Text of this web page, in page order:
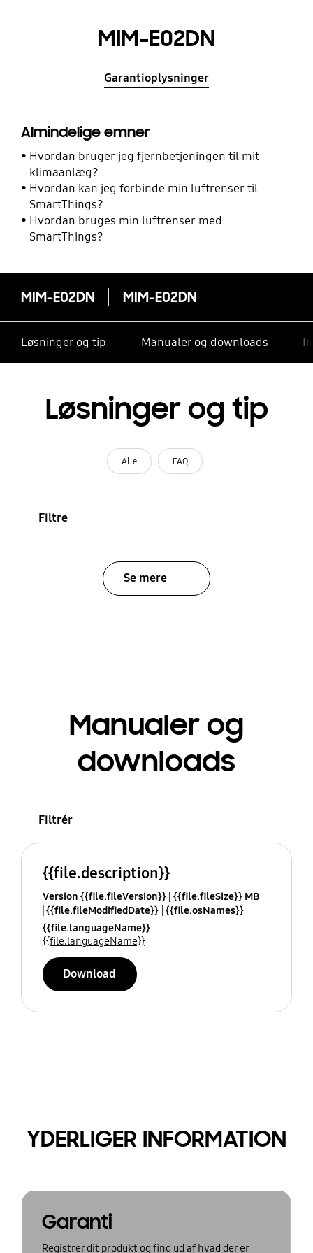
MIM-E02DN
Garantioplysninger
Almindelige emner
Hvordan bruger jeg fjernbetjeningen til mit
klimaanlæg?
Hvordan kan jeg forbinde min luftrenser til
SmartThings?
Hvordan bruges min luftrenser med
SmartThings?
MIM-E02DN MIM-E02DN
Løsninger og tip Manualer og downloads
Løsninger og tip
Alle FAQ
Filtre
Se mere
Manualer og
downloads
Filtrér
{{file.description}}
Version {{file.fileVersion}} {{file.fileSize}} MB
{{file.fileModifiedDate}} {{file.osNames}}
{{file.languageName}}
{{file.languageName}}
Download
YDERLIGER INFORMATION
Garanti
Registrer dit produkt og find ud af hvad der er